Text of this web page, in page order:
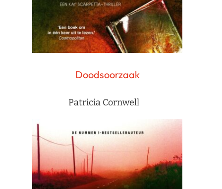
Doodsoorzaak
Patricia Cornwell